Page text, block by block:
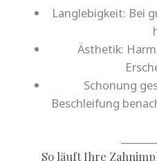
Langlebigkeit: Bei
Ästhetik:
Schonung
Beschleifung
So läuft Ihre